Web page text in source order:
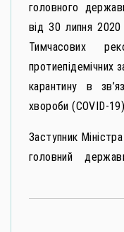
головного
від 30 липня
Тимчасових
протиепідемічних
карантину в
хвороби (СОVID-
Заступник
головний
В.